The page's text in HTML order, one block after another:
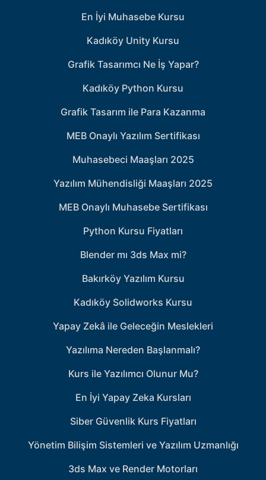
En İyi Muhasebe Kursu
Kadıköy Unity Kursu
Grafik Tasarımcı Ne İş Yapar?
Kadıköy Python Kursu
Grafik Tasarım ile Para Kazanma
MEB Onaylı Yazılım Sertifikası
Muhasebeci Maaşları 2025
Yazılım Mühendisliği Maaşları 2025
MEB Onaylı Muhasebe Sertifikası
Python Kursu Fiyatları
Blender mı 3ds Max mi?
Bakırköy Yazılım Kursu
Kadıköy Solidworks Kursu
Yapay Zekâ ile Geleceğin Meslekleri
Yazılıma Nereden Başlanmalı?
Kurs ile Yazılımcı Olunur Mu?
En İyi Yapay Zeka Kursları
Siber Güvenlik Kurs Fiyatları
Yönetim Bilişim Sistemleri ve Yazılım Uzmanlığı
3ds Max ve Render Motorları